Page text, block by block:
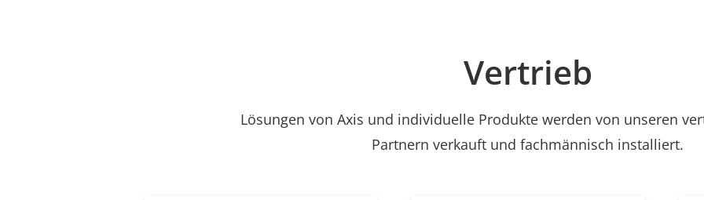
Vertrieb
Lösungen von Axis und individuelle Produkte werden von unseren
Partnern verkauft und fachmännisch installiert.